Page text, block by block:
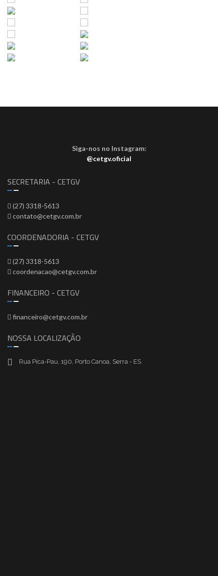
Siga-nos no Instagram:
@cetgv.oficial
SECRETARIA - CETGV
(27) 3318-5613
contato@cetgv.com.br
COORDENADORIA - CETGV
(27) 3318-5613
coordenacao@cetgv.com.br
FINANCEIRO - CETGV
financeiro@cetgv.com.br
NOSSA LOCALIZAÇÃO
Rua Pica-Pau, 190, Porto Canoa, Serra - ES